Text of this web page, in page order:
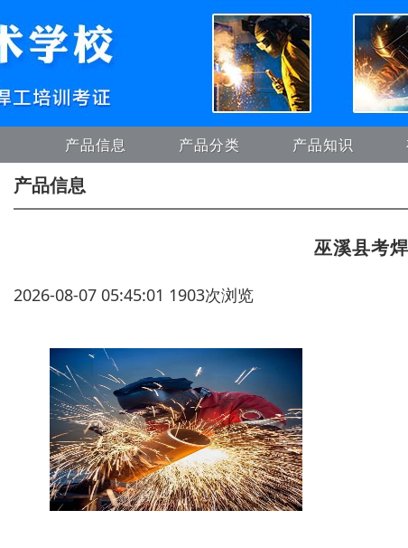
产品信息 产品分类 产品知识
产品信息
巫溪县考
2026-08-07 05:45:01 1903次浏览